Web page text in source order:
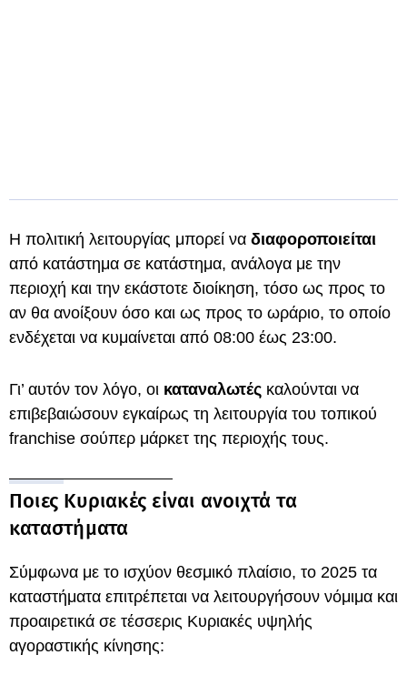
Η πολιτική λειτουργίας μπορεί να διαφοροποιείται
από κατάστημα σε κατάστημα, ανάλογα με την
περιοχή και την εκάστοτε διοίκηση, τόσο ως προς το
αν θα ανοίξουν όσο και ως προς το ωράριο, το οποίο
ενδέχεται να κυμαίνεται από 08:00 έως 23:00.
Γι’ αυτόν τον λόγο, οι καταναλωτές καλούνται να
επιβεβαιώσουν εγκαίρως τη λειτουργία του τοπικού
franchise σούπερ μάρκετ της περιοχής τους.
Ποιες Κυριακές είναι ανοιχτά τα
καταστήματα
Σύμφωνα με το ισχύον θεσμικό πλαίσιο, το 2025 τα
καταστήματα επιτρέπεται να λειτουργήσουν νόμιμα και
προαιρετικά σε τέσσερις Κυριακές υψηλής
αγοραστικής κίνησης: